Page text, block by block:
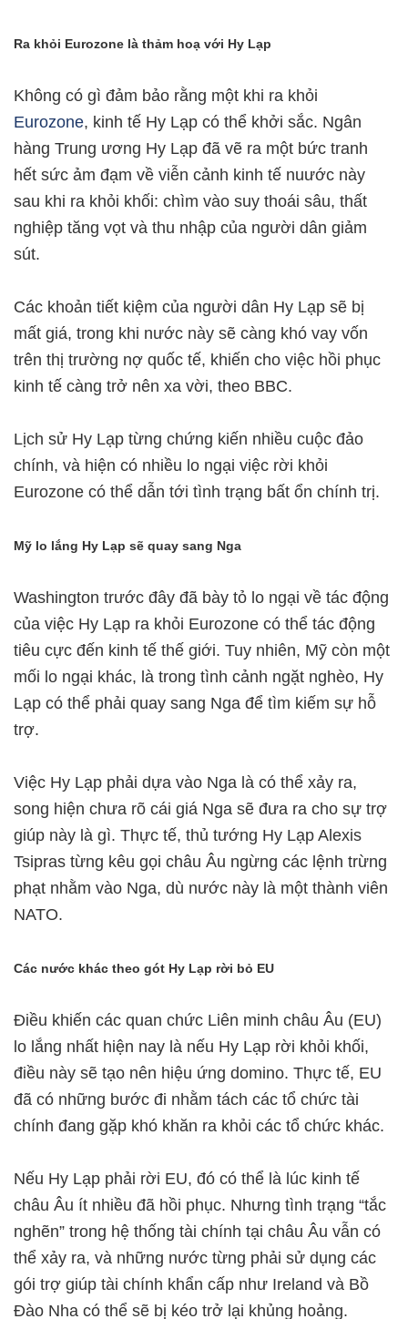
Ra khỏi Eurozone là thảm hoạ với Hy Lạp
Không có gì đảm bảo rằng một khi ra khỏi
Eurozone, kinh tế Hy Lạp có thể khởi sắc. Ngân
hàng Trung ương Hy Lạp đã vẽ ra một bức tranh
hết sức ảm đạm về viễn cảnh kinh tế nuước này
sau khi ra khỏi khối: chìm vào suy thoái sâu, thất
nghiệp tăng vọt và thu nhập của người dân giảm
sút.
Các khoản tiết kiệm của người dân Hy Lạp sẽ bị
mất giá, trong khi nước này sẽ càng khó vay vốn
trên thị trường nợ quốc tế, khiến cho việc hồi phục
kinh tế càng trở nên xa vời, theo BBC.
Lịch sử Hy Lạp từng chứng kiến nhiều cuộc đảo
chính, và hiện có nhiều lo ngại việc rời khỏi
Eurozone có thể dẫn tới tình trạng bất ổn chính trị.
Mỹ lo lắng Hy Lạp sẽ quay sang Nga
Washington trước đây đã bày tỏ lo ngại về tác động
của việc Hy Lạp ra khỏi Eurozone có thể tác động
tiêu cực đến kinh tế thế giới. Tuy nhiên, Mỹ còn một
mối lo ngại khác, là trong tình cảnh ngặt nghèo, Hy
Lạp có thể phải quay sang Nga để tìm kiếm sự hỗ
trợ.
Việc Hy Lạp phải dựa vào Nga là có thể xảy ra,
song hiện chưa rõ cái giá Nga sẽ đưa ra cho sự trợ
giúp này là gì. Thực tế, thủ tướng Hy Lạp Alexis
Tsipras từng kêu gọi châu Âu ngừng các lệnh trừng
phạt nhằm vào Nga, dù nước này là một thành viên
NATO.
Các nước khác theo gót Hy Lạp rời bỏ EU
Điều khiến các quan chức Liên minh châu Âu (EU)
lo lắng nhất hiện nay là nếu Hy Lạp rời khỏi khối,
điều này sẽ tạo nên hiệu ứng domino. Thực tế, EU
đã có những bước đi nhằm tách các tổ chức tài
chính đang gặp khó khăn ra khỏi các tổ chức khác.
Nếu Hy Lạp phải rời EU, đó có thể là lúc kinh tế
châu Âu ít nhiều đã hồi phục. Nhưng tình trạng “tắc
nghẽn” trong hệ thống tài chính tại châu Âu vẫn có
thể xảy ra, và những nước từng phải sử dụng các
gói trợ giúp tài chính khẩn cấp như Ireland và Bồ
Đào Nha có thể sẽ bị kéo trở lại khủng hoảng.